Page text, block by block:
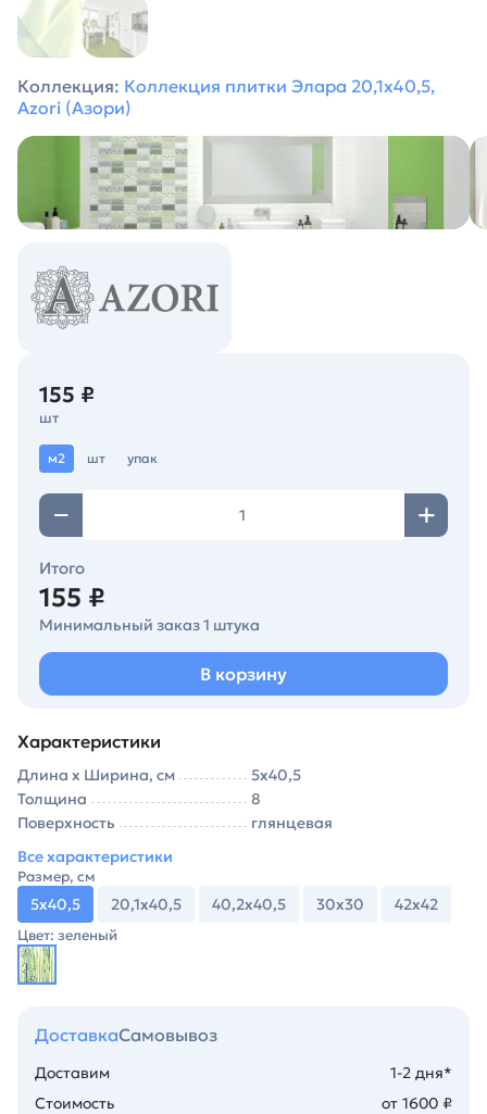
Коллекция: Коллекция плитки Элара 20,1х40,5,
Azori (Азори)
155 ₽
шт
м2 шт упак
Итого
155 ₽
Минимальный заказ 1 штука
В корзину
Характеристики
Длина х Ширина, см
5х40,5
Толщина
8
Поверхность
глянцевая
Все характеристики
Размер, см
5х40,5 20,1х40,5 40,2х40,5 30х30 42х42
Цвет: зеленый
ДоставкаСамовывоз
Доставим
1-2 дня*
Стоимость
от 1600 ₽